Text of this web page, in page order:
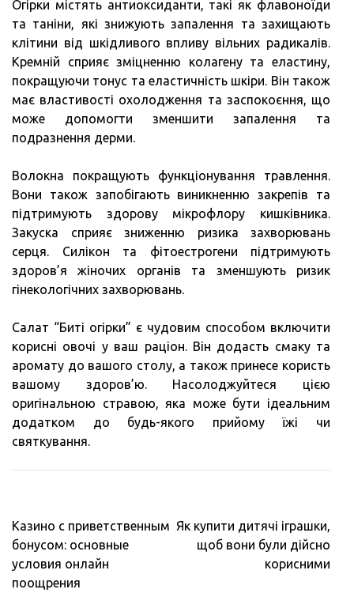
Огірки містять антиоксиданти, такі як флавоноїди
та таніни, які знижують запалення та захищають
клітини від шкідливого впливу вільних радикалів.
Кремній сприяє зміцненню колагену та еластину,
покращуючи тонус та еластичність шкіри. Він також
має властивості охолодження та заспокоєння, що
може допомогти зменшити запалення та
подразнення дерми.
Волокна покращують функціонування травлення.
Вони також запобігають виникненню закрепів та
підтримують здорову мікрофлору кишківника.
Закуска сприяє зниженню ризика захворювань
серця. Силікон та фітоестрогени підтримують
здоров’я жіночих органів та зменшують ризик
гінекологічних захворювань.
Салат “Биті огірки” є чудовим способом включити
корисні овочі у ваш раціон. Він додасть смаку та
аромату до вашого столу, а також принесе користь
вашому здоров’ю. Насолоджуйтеся цією
оригінальною стравою, яка може бути ідеальним
додатком до будь-якого прийому їжі чи
святкування.
Навигация
по
записям
Казино с приветственным
бонусом: основные
условия онлайн
поощрения
Як купити дитячі іграшки,
щоб вони були дійсно
корисними